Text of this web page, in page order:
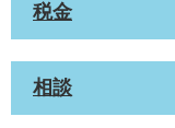
税金
相談